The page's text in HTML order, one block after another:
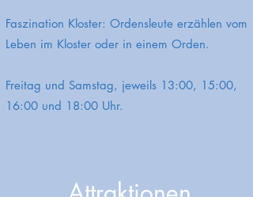
Faszination Kloster: Ordensleute erzählen vom
Leben im Kloster oder in einem Orden.
Freitag und Samstag, jeweils 13:00, 15:00,
16:00 und 18:00 Uhr.